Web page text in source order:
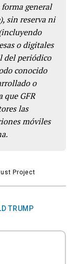
general
sin reserva ni
o digitales
del periódico
conocido
o
que GFR
las
móviles
TRUMP